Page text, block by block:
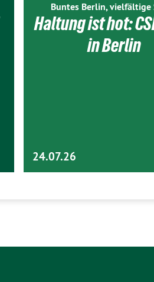
Buntes Berlin, vielfältige
Haltung ist hot:
in Berlin
24.07.26